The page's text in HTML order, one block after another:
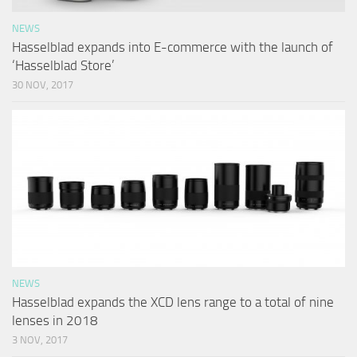
NEWS
Hasselblad expands into E-commerce with the launch of
‘Hasselblad Store’
30 NOV, 2017
NEWS
Hasselblad expands the XCD lens range to a total of nine
lenses in 2018
3 NOV, 2017